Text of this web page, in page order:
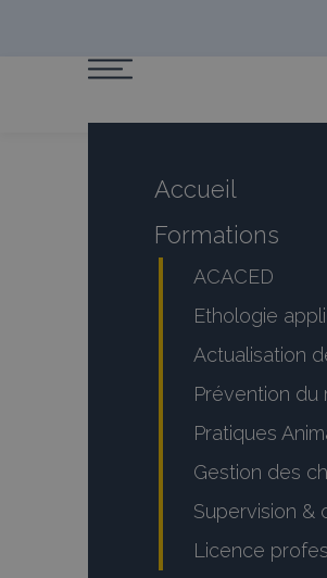
Accueil
Formations
ACACED
Ethologie
Actualisation
Prévention du
Pratiques
Gestion des
Supervision &
Licence